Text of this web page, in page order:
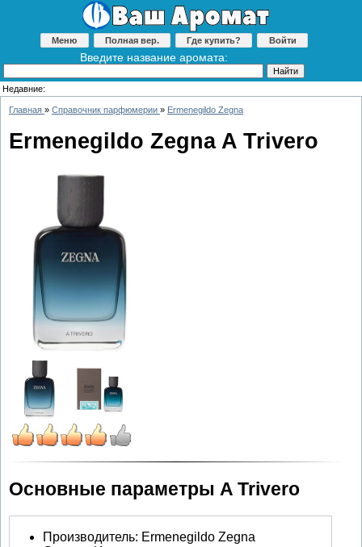
Меню Полная вер. Где купить? Войти
Введите название аромата:
Недавние:
Главная » Справочник парфюмерии » Ermenegildo Zegna
Ermenegildo Zegna A Trivero
Основные параметры A Trivero
Производитель: Ermenegildo Zegna